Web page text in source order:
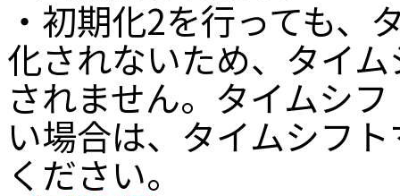
・初期化2を行っても、
化されないため、タイ
されません。タイムシ
い場合は、タイムシフ
ください。